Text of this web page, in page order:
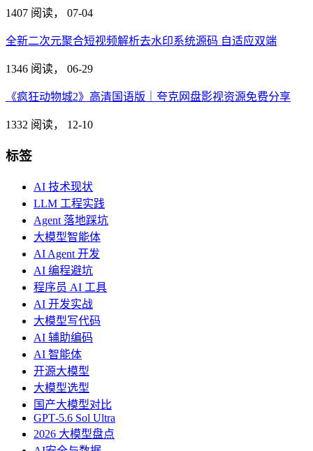
1407 阅读， 07-04
全新二次元聚合短视频解析去水印系统源码 自适应双端
1346 阅读， 06-29
《疯狂动物城2》高清国语版｜夸克网盘影视资源免费分享
1332 阅读， 12-10
标签
AI 技术现状
LLM 工程实践
Agent 落地踩坑
大模型智能体
AI Agent 开发
AI 编程避坑
程序员 AI 工具
AI 开发实战
大模型写代码
AI 辅助编码
AI 智能体
开源大模型
大模型选型
国产大模型对比
GPT‑5.6 Sol Ultra
2026 大模型盘点